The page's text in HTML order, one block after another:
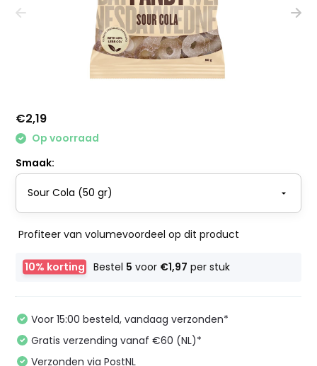
€2,19
Op voorraad
Smaak:
Profiteer van volumevoordeel op dit product
10% korting Bestel 5 voor €1,97 per stuk
Voor 15:00 besteld, vandaag verzonden*
Gratis verzending vanaf €60 (NL)*
Verzonden via PostNL